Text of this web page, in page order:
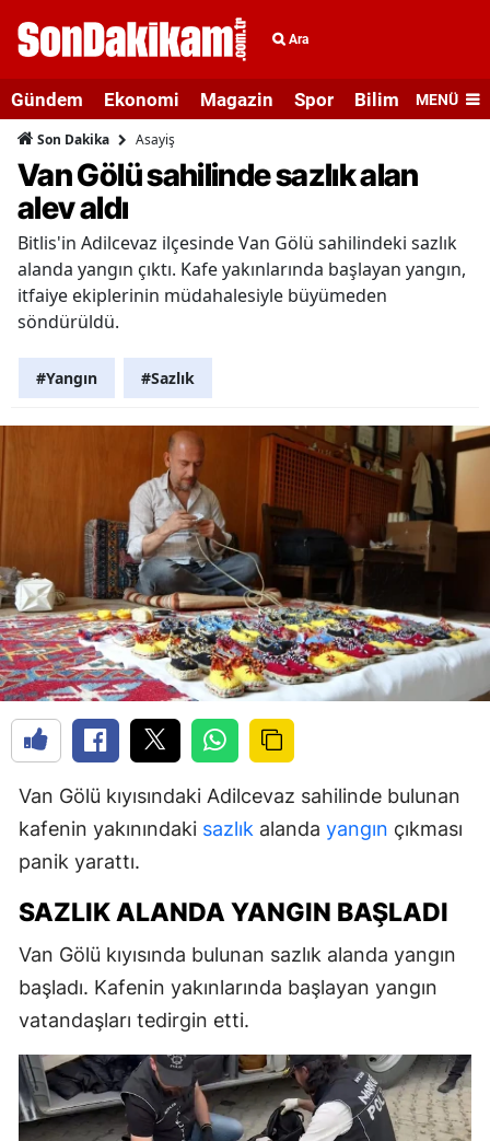
Ara
Gündem Ekonomi Magazin Spor Bilim veMENÜ
Son Dakika Asayiş
Van Gölü sahilinde sazlık alan
alev aldı
Bitlis'in Adilcevaz ilçesinde Van Gölü sahilindeki sazlık
alanda yangın çıktı. Kafe yakınlarında başlayan yangın,
itfaiye ekiplerinin müdahalesiyle büyümeden
söndürüldü.
#Yangın #Sazlık
Van Gölü kıyısındaki Adilcevaz sahilinde bulunan
kafenin yakınındaki sazlık alanda yangın çıkması
panik yarattı.
SAZLIK ALANDA YANGIN BAŞLADI
Van Gölü kıyısında bulunan sazlık alanda yangın
başladı. Kafenin yakınlarında başlayan yangın
vatandaşları tedirgin etti.